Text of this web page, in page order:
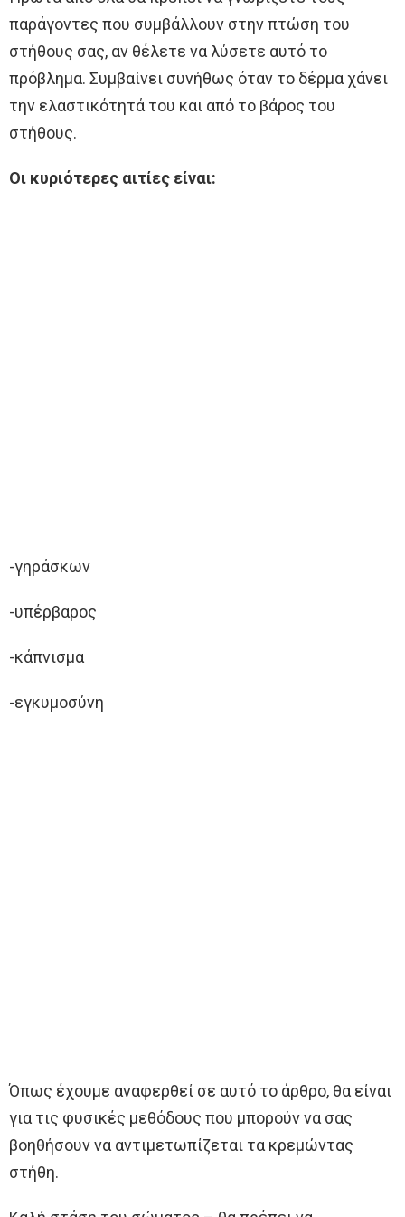
παράγοντες που συμβάλλουν στην πτώση του
στήθους σας, αν θέλετε να λύσετε αυτό το
πρόβλημα. Συμβαίνει συνήθως όταν το δέρμα χάνει
την ελαστικότητά του και από το βάρος του
στήθους.
Οι κυριότερες αιτίες είναι:
-γηράσκων
-υπέρβαρος
-κάπνισμα
-εγκυμοσύνη
Όπως έχουμε αναφερθεί σε αυτό το άρθρο, θα είναι
για τις φυσικές μεθόδους που μπορούν να σας
βοηθήσουν να αντιμετωπίζεται τα κρεμώντας
στήθη.